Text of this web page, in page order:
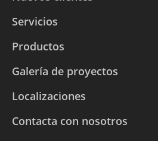
Servicios
Productos
Galería de proyectos
Localizaciones
Contacta con nosotros